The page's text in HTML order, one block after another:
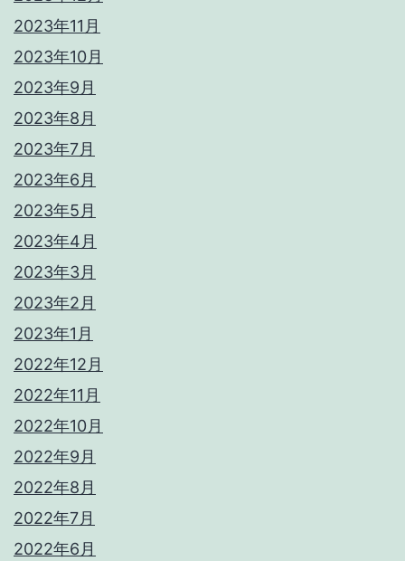
2023年11月
2023年10月
2023年9月
2023年8月
2023年7月
2023年6月
2023年5月
2023年4月
2023年3月
2023年2月
2023年1月
2022年12月
2022年11月
2022年10月
2022年9月
2022年8月
2022年7月
2022年6月